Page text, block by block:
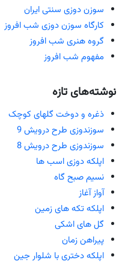
سوزن دوزی سنتی ایران
کارگاه سوزن دوزی شب افروز
گروه هنری شب افروز
مفهوم شب افروز
نوشته‌های تازه
ذغره و دوخت گلهای کوچک
سوزندوزی طرح درویش 9
سوزندوزی طرح درویش 8
اپلکه دوزی اسب ها
نسیم صبح گاه
آواز آغاز
اپلکه تکه های زمین
گل های اشکی
پیراهن زمان
اپلکه دختری با شلوار جین